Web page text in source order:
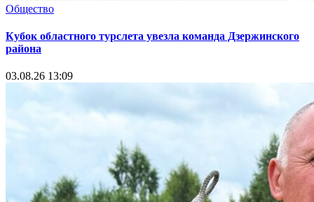
Общество
Кубок областного турслета увезла команда Дзержинского
района
03.08.26 13:09